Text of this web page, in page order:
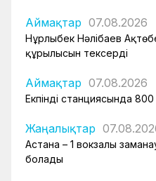
Аймақтар 07.08.2026
Нұрлыбек Нәлібаев
құрылысын тексерді
Аймақтар 07.08.2026
Екпінді станциясында
Жаңалықтар
Астана – 1 вокзалы
болады